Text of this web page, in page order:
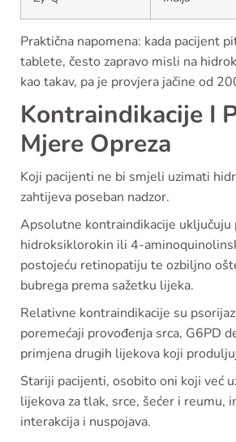
Praktična napomena: kada pacijent
tablete, često zapravo misli na
kao takav, pa je provjera jačine od
Kontraindikacije I
Mjere Opreza
Koji pacijenti ne bi smjeli uzimati
zahtijeva poseban nadzor.
Apsolutne kontraindikacije
hidroksiklorokin ili 4-
postojeću retinopatiju te ozbiljno
bubrega prema sažetku lijeka.
Relativne kontraindikacije su
poremećaji provođenja srca, G6PD
primjena drugih lijekova koji
Stariji pacijenti, osobito oni koji već
lijekova za tlak, srce, šećer i reumu,
interakcija i nuspojava.